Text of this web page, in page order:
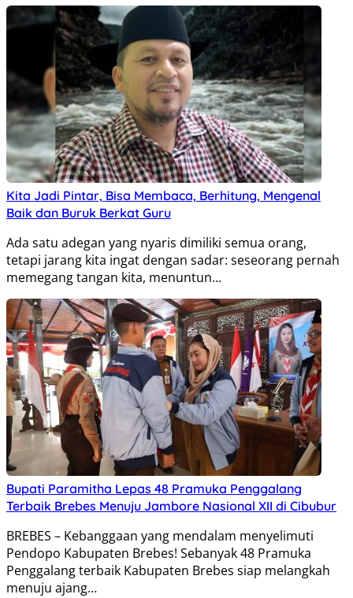
Kita Jadi Pintar, Bisa Membaca, Berhitung, Mengenal
Baik dan Buruk Berkat Guru
Ada satu adegan yang nyaris dimiliki semua orang,
tetapi jarang kita ingat dengan sadar: seseorang pernah
memegang tangan kita, menuntun…
Bupati Paramitha Lepas 48 Pramuka Penggalang
Terbaik Brebes Menuju Jambore Nasional XII di Cibubur
BREBES – Kebanggaan yang mendalam menyelimuti
Pendopo Kabupaten Brebes! Sebanyak 48 Pramuka
Penggalang terbaik Kabupaten Brebes siap melangkah
menuju ajang…